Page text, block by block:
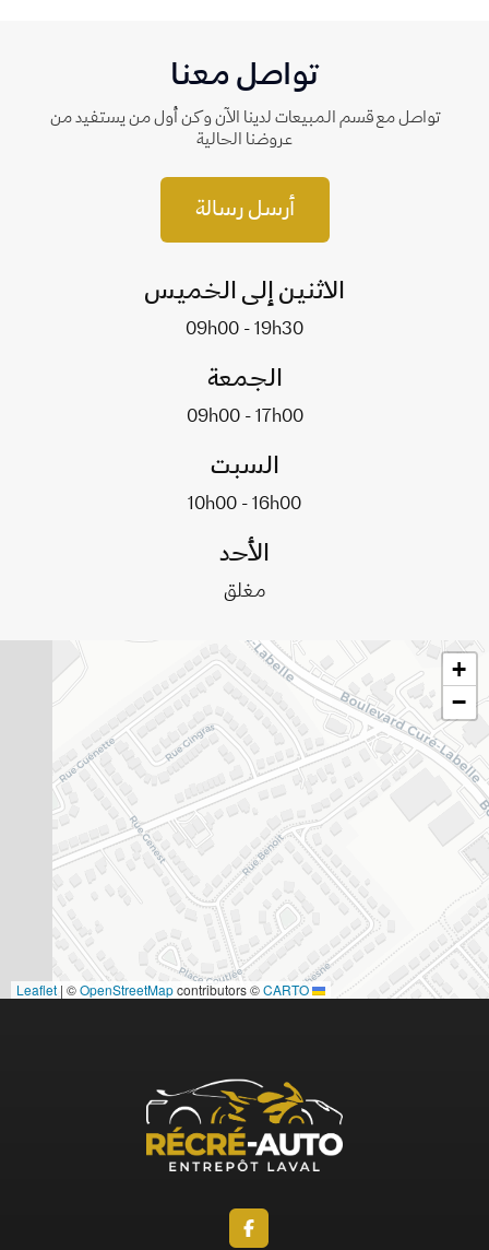
تواصل معنا
تواصل مع قسم المبيعات لدينا الآن وكن أول من يستفيد من
عروضنا الحالية
أرسل رسالة
الاثنين إلى الخميس
09h00 - 19h30
الجمعة
09h00 - 17h00
السبت
10h00 - 16h00
الأحد
مغلق
+
−
| ©OpenStreetMapcontributors ©CARTO